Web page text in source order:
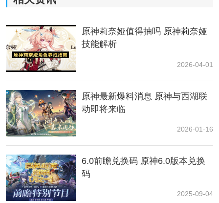
「法器.无垠蔚蓝之歌」
Lv.90 1以90级 精炼1阶为例
★★★★
元素充能效率30.6%
原神莉奈娅值得抽吗 原神莉奈娅
技能解析
2026-04-01
原神最新爆料消息 原神与西湖联
动即将来临
2026-01-16
6.0前瞻兑换码 原神6.0版本兑换
码
2025-09-04